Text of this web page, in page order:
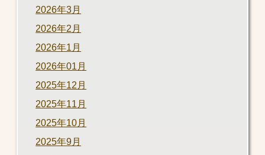
2026年3月
2026年2月
2026年1月
2026年01月
2025年12月
2025年11月
2025年10月
2025年9月